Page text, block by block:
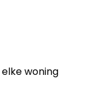
woning